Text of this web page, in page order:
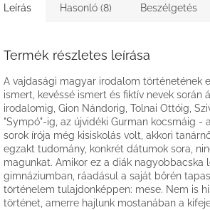
Leírás Hasonló (8) Beszélgetés
Termék részletes leírása
A vajdasági magyar irodalom történetének
ismert, kevéssé ismert és fiktív nevek során
irodalomig, Gion Nándorig, Tolnai Ottóig,
"Sympó"-ig, az újvidéki Gurman kocsmáig -
sorok írója még kisiskolás volt, akkori
egzakt tudomány, konkrét dátumok sora,
magunkat. Amikor ez a diák
gimnáziumban, ráadásul a saját bőrén
történelem tulajdonképpen: mese. Nem is
történet, amerre hajlunk mostanában a